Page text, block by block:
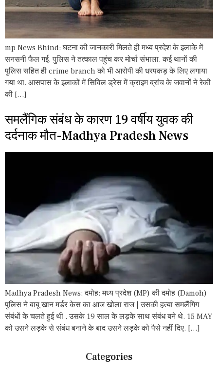
mp News Bhind: घटना की जानकारी मिलते ही मध्य प्रदेश के इलाके में
सनसनी फैल गई. पुलिस ने तत्काल पहुंच कर मोर्चा संभाला. कई थानों की
पुलिस सहित ही crime branch को भी आरोपी की धरपकड़ के लिए लगाया
गया था. आसपास के इलाकों में सिविल ड्रेस में क्राइम ब्रांच के जवानों ने रेकी
की […]
समलैंगिक संबंध के कारण 19 वर्षीय युवक की
दर्दनाक मौत-Madhya Pradesh News
Madhya Pradesh News: दमोह: मध्य प्रदेश (MP) की दमोह (Damoh)
पुलिस ने बाबू खान मर्डर केस का आज खोला राज | उसकी हत्या समलैंगिग
संबंधों के चलते हुई थी . उसके 19 साल के लड़के साथ संबंध बने थे. 15 MAY
को उसने लड़के से संबंध बनाने के बाद उसने लड़के को पैसे नहीं दिए. […]
Categories